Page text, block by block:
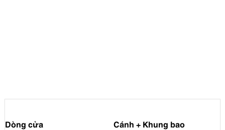
Dòng cửa Cánh + Khung bao